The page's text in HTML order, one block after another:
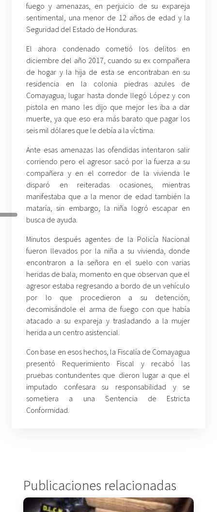
fuego y amenazas, en perjuicio de su expareja
sentimental, una menor de 12 años de edad y la
Seguridad del Estado de Honduras.
El ahora condenado cometió los delitos en
diciembre del año 2017, cuando su ex compañera
de hogar y la hija de esta se encontraban en su
residencia en la colonia piedras azules de
Comayagua, lugar hasta donde llegó López y con
pistola en mano les dijo que mejor les iba a dar
muerte, ya que eso era más barato que pagar los
seis mil dólares que le debía a la víctima.
Ante esas amenazas las ofendidas intentaron salir
corriendo pero el agresor sacó por la fuerza a su
compañera y en el corredor de la vivienda le
disparó en reiteradas ocasiones, mientras
manifestaba que a la menor de edad también la
mataría, sin embargo, la niña logró escapar en
busca de ayuda.
Minutos después agentes de la Policía Nacional
fueron llevados por la niña a su vivienda, donde
encontraron a la señora en el suelo con varias
heridas de bala, momento en que observan que el
agresor estaba regresando a bordo de un vehículo
por lo que procedieron a su detención,
decomisándole el arma de fuego con que había
atacado a su expareja y trasladando a la mujer
herida a un centro asistencial.
Con base en esos hechos, la Fiscalía de Comayagua
presentó Requerimiento Fiscal y recabó las
pruebas contundentes que dieron lugar a que el
imputado confesara su responsabilidad y se
sometiera a una Sentencia de Estricta
Conformidad.
Publicaciones relacionadas